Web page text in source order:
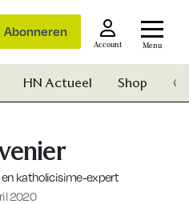
Abonneren
Account Menu
HN Actueel Shop
katholicisime-expert
2020